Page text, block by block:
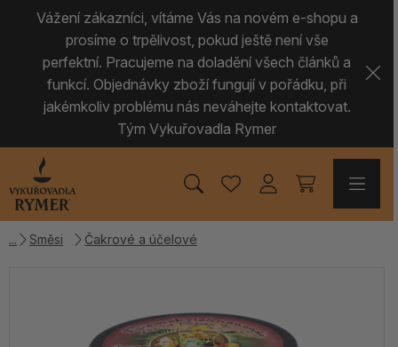
Vážení zákazníci, vítáme Vás na novém e-shopu a
prosíme o trpělivost, pokud ještě není vše
perfektní. Pracujeme na doladění všech článků a
funkcí. Objednávky zboží fungují v pořádku, při
jakémkoliv problému nás neváhejte kontaktovat.
Tým Vykuřovadla Rymer
Směsi Čakrové a účelové